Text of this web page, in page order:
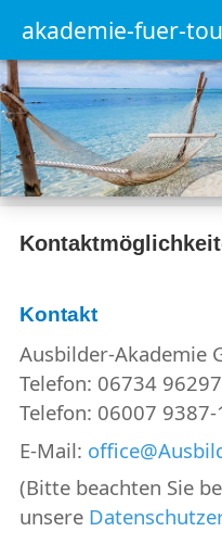
akademie-fuer-
Kontakt
Ausbilder-Akademie
Telefon: 06734
Telefon: 06007 9387-
E-Mail:
(Bitte beachten Sie
unsere